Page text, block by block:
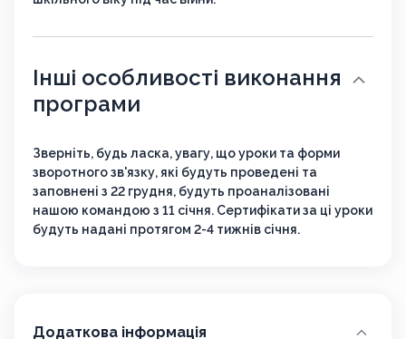
Інші особливості виконання
програми
Зверніть, будь ласка, увагу, що уроки та форми
зворотного зв'язку, які будуть проведені та
заповнені з 22 грудня, будуть проаналізовані
нашою командою з 11 січня. Сертифікати за ці уроки
будуть надані протягом 2-4 тижнів січня.
Додаткова інформація